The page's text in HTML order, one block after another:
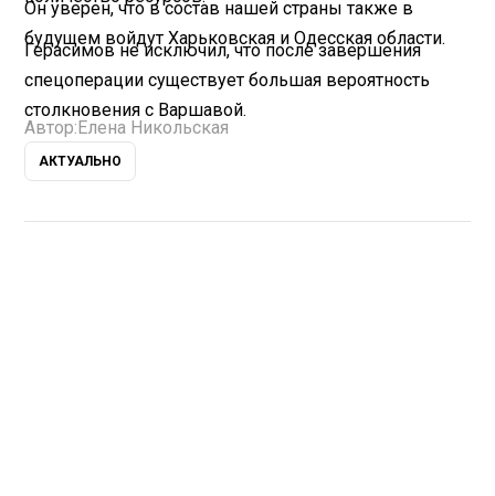
Он уверен, что в состав нашей страны также в
будущем войдут Харьковская и Одесская области.
Герасимов не исключил, что после завершения
спецоперации существует большая вероятность
столкновения с Варшавой.
Автор: Елена Никольская
АКТУАЛЬНО